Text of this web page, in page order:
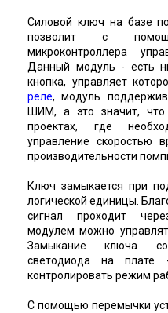
Силовой ключ на базе
позволит с
микроконтроллера
Данный модуль - есть
кнопка, управляет
реле, модуль
ШИМ, а это значит, что
проектах, где
управление скоростью
производительности
Ключ замыкается при
логической единицы.
сигнал проходит
модулем можно
Замыкание ключа
светодиода на плате
контролировать режим
С помощью перемычки